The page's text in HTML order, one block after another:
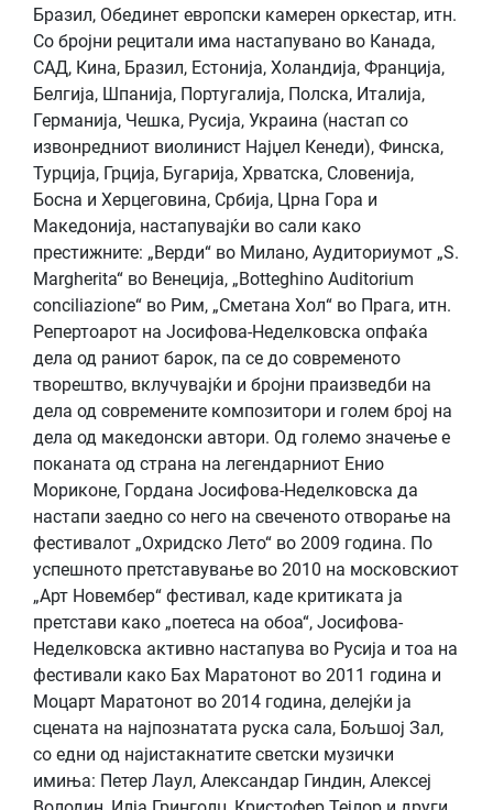
Бразил, Обединет европски камерен оркестар, итн.
Со бројни рецитали има настапувано во Канада,
САД, Кина, Бразил, Естонија, Холандија, Франција,
Белгија, Шпанија, Португалија, Полска, Италија,
Германија, Чешка, Русија, Украина (настап со
извонредниот виолинист Најџел Кенеди), Финска,
Турција, Грција, Бугарија, Хрватска, Словенија,
Босна и Херцеговина, Србија, Црна Гора и
Македонија, настапувајќи во сали како
престижните: „Верди“ во Милано, Аудиториумот „S.
Margherita“ во Венеција, „Botteghino Auditorium
conciliazione“ во Рим, „Сметана Хол“ во Прага, итн.
Репертоарот на Јосифова-Неделковска опфаќа
дела од раниот барок, па се до современото
творештво, вклучувајќи и бројни праизведби на
дела од современите композитори и голем број на
дела од македонски автори. Од големо значење е
поканата од страна на легендарниот Енио
Мориконе, Гордана Јосифова-Неделковска да
настапи заедно со него на свеченото отворање на
фестивалот „Охридско Лето“ во 2009 година. По
успешното претставување во 2010 на московскиот
„Арт Новембер“ фестивал, каде критиката ја
претстави како „поетеса на обоа“, Јосифова-
Неделковска активно настапува во Русија и тоа на
фестивали како Бах Маратонот во 2011 година и
Моцарт Маратонот во 2014 година, делејќи ја
сцената на најпознатата руска сала, Бољшој Зал,
со едни од најистакнатите светски музички
имиња: Петер Лаул, Александар Гиндин, Алексеј